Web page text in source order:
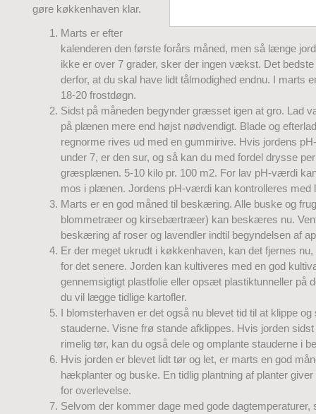
gøre køkkenhaven klar.
Marts er efter
kalenderen den første forårs måned, men så længe
ikke er over 7 grader, sker der ingen vækst. Det
derfor, at du skal have lidt tålmodighed endnu. I marts
18-20 frostdøgn.
Sidst på måneden begynder græsset igen at gro. Lad
på plænen mere end højst nødvendigt. Blade og
regnorme rives ud med en gummirive. Hvis jordens
under 7, er den sur, og så kan du med fordel drysse
græsplænen. 5-10 kilo pr. 100 m2. For lav pH-værdi
mos i plænen. Jordens pH-værdi kan kontrolleres med
Marts er en god måned til beskæring. Alle buske og
blommetræer og kirsebærtræer) kan beskæres nu.
beskæring af roser og lavendler indtil begyndelsen af
Er der meget ukrudt i køkkenhaven, kan det fjernes nu,
for det senere. Jorden kan kultiveres med en god
gennemsigtigt plastfolie eller opsæt plastiktunneller på
du vil lægge tidlige kartofler.
I blomsterhaven er det også nu blevet tid til at klippe og
stauderne. Visne frø stande afklippes. Hvis jorden
rimelig tør, kan du også dele og omplante stauderne i
Hvis jorden er blevet lidt tør og let, er marts en god
hækplanter og buske. En tidlig plantning af planter giver
for overlevelse.
Selvom der kommer dage med gode dagtemperaturer,